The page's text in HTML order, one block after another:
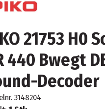
21753 H0
440 Bwegt
Decoder
3148204